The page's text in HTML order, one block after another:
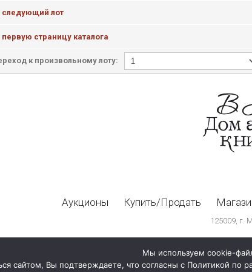
следующий лот
страницу каталога
к произвольному лоту:
Аукционы Купить/Продать
125009, г.
Мы используем cookie-
сайтом, Вы подтверждаете, что согласны с Политикой